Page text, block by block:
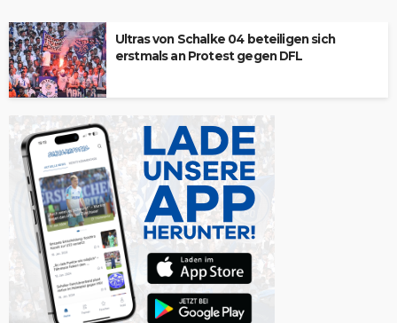
Ultras von Schalke 04 beteiligen sich
erstmals an Protest gegen DFL